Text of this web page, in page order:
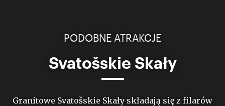
PODOBNE ATRAKCJE
Svatošskie Skały
Granitowe Svatošskie Skały składają się z filarów